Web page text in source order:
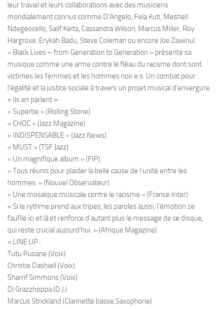
leur travail et leurs collaborations avec des musiciens
mondialement connus comme D’Angelo, Fela Kuti, Meshell
Ndegeocello, Salif Keita, Cassandra Wilson, Marcus Miller, Roy
Hargrove, Erykah Badu, Steve Coleman ou encore Joe Zawinul.
« Black Lives – from Generation to Generation » présente sa
musique comme une arme contre le fléau du racisme dont sont
victimes les femmes et les hommes noir·e·s. Un combat pour
l’égalité et la justice sociale à travers un projet musical d’envergure.
= Ils en parlent =
« Superbe » (Rolling Stone)
« CHOC » (Jazz Magazine)
« INDISPENSABLE » (Jazz News)
« MUST » (TSF Jazz)
« Un magnifique album » (FIP)
« Tous réunis pour plaider la belle cause de l’unité entre les
hommes. » (Nouvel Observateur)
« Une mosaïque musicale contre le racisme » (France Inter)
« Si le rythme prend aux tripes, les paroles aussi, l’émotion se
faufile ici et là et renforce d’autant plus le message de ce disque,
qui reste crucial aujourd’hui. » (Afrique Magazine)
= LINE UP :
Tutu Puoane (Voix)
Christie Dashiell (Voix)
Sharrif Simmons (Voix)
Dj Grazzhoppa (D.J.)
Marcus Strickland (Clarinette basse,Saxophone)